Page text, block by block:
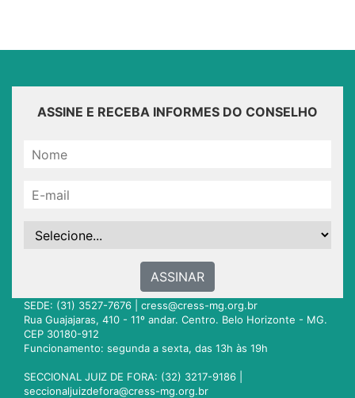
ASSINE E RECEBA INFORMES DO CONSELHO
ASSINAR
SEDE: (31) 3527-7676 | cress@cress-mg.org.br
Rua Guajajaras, 410 - 11º andar. Centro. Belo Horizonte - MG.
CEP 30180-912
Funcionamento: segunda a sexta, das 13h às 19h
SECCIONAL JUIZ DE FORA: (32) 3217-9186 |
seccionaljuizdefora@cress-mg.org.br